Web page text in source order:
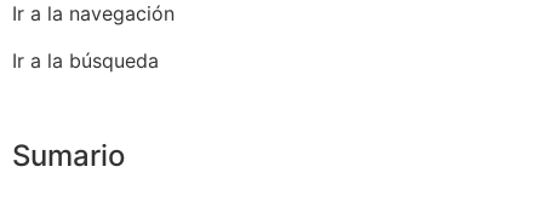
Ir a la navegación
Ir a la búsqueda
Sumario